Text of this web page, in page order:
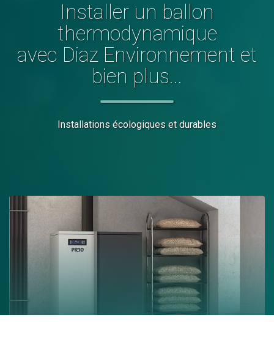
Installer un ballon
thermodynamique
avec Diaz Environnement et
bien plus...
Installations écologiques et durables